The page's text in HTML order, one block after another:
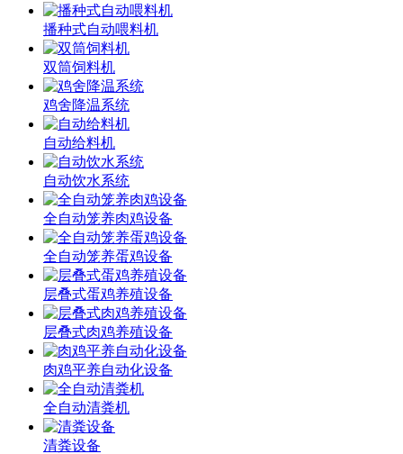
播种式自动喂料机
双筒饲料机
鸡舍降温系统
自动给料机
自动饮水系统
全自动笼养肉鸡设备
全自动笼养蛋鸡设备
层叠式蛋鸡养殖设备
层叠式肉鸡养殖设备
肉鸡平养自动化设备
全自动清粪机
清粪设备